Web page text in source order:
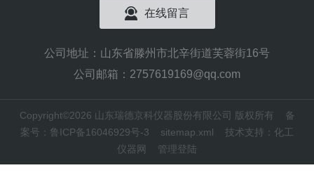
在线留言
公司地址：山东省滕州市北辛街道芙蓉街16号
公司邮箱：2757619169@qq.com
Copyright©2026 山东瑞德京科仪器股份有限公司 版权所有 备
案号：鲁ICP备16046929号-3
sitemap.xml 技术支持： 化工
仪器网
管理登陆